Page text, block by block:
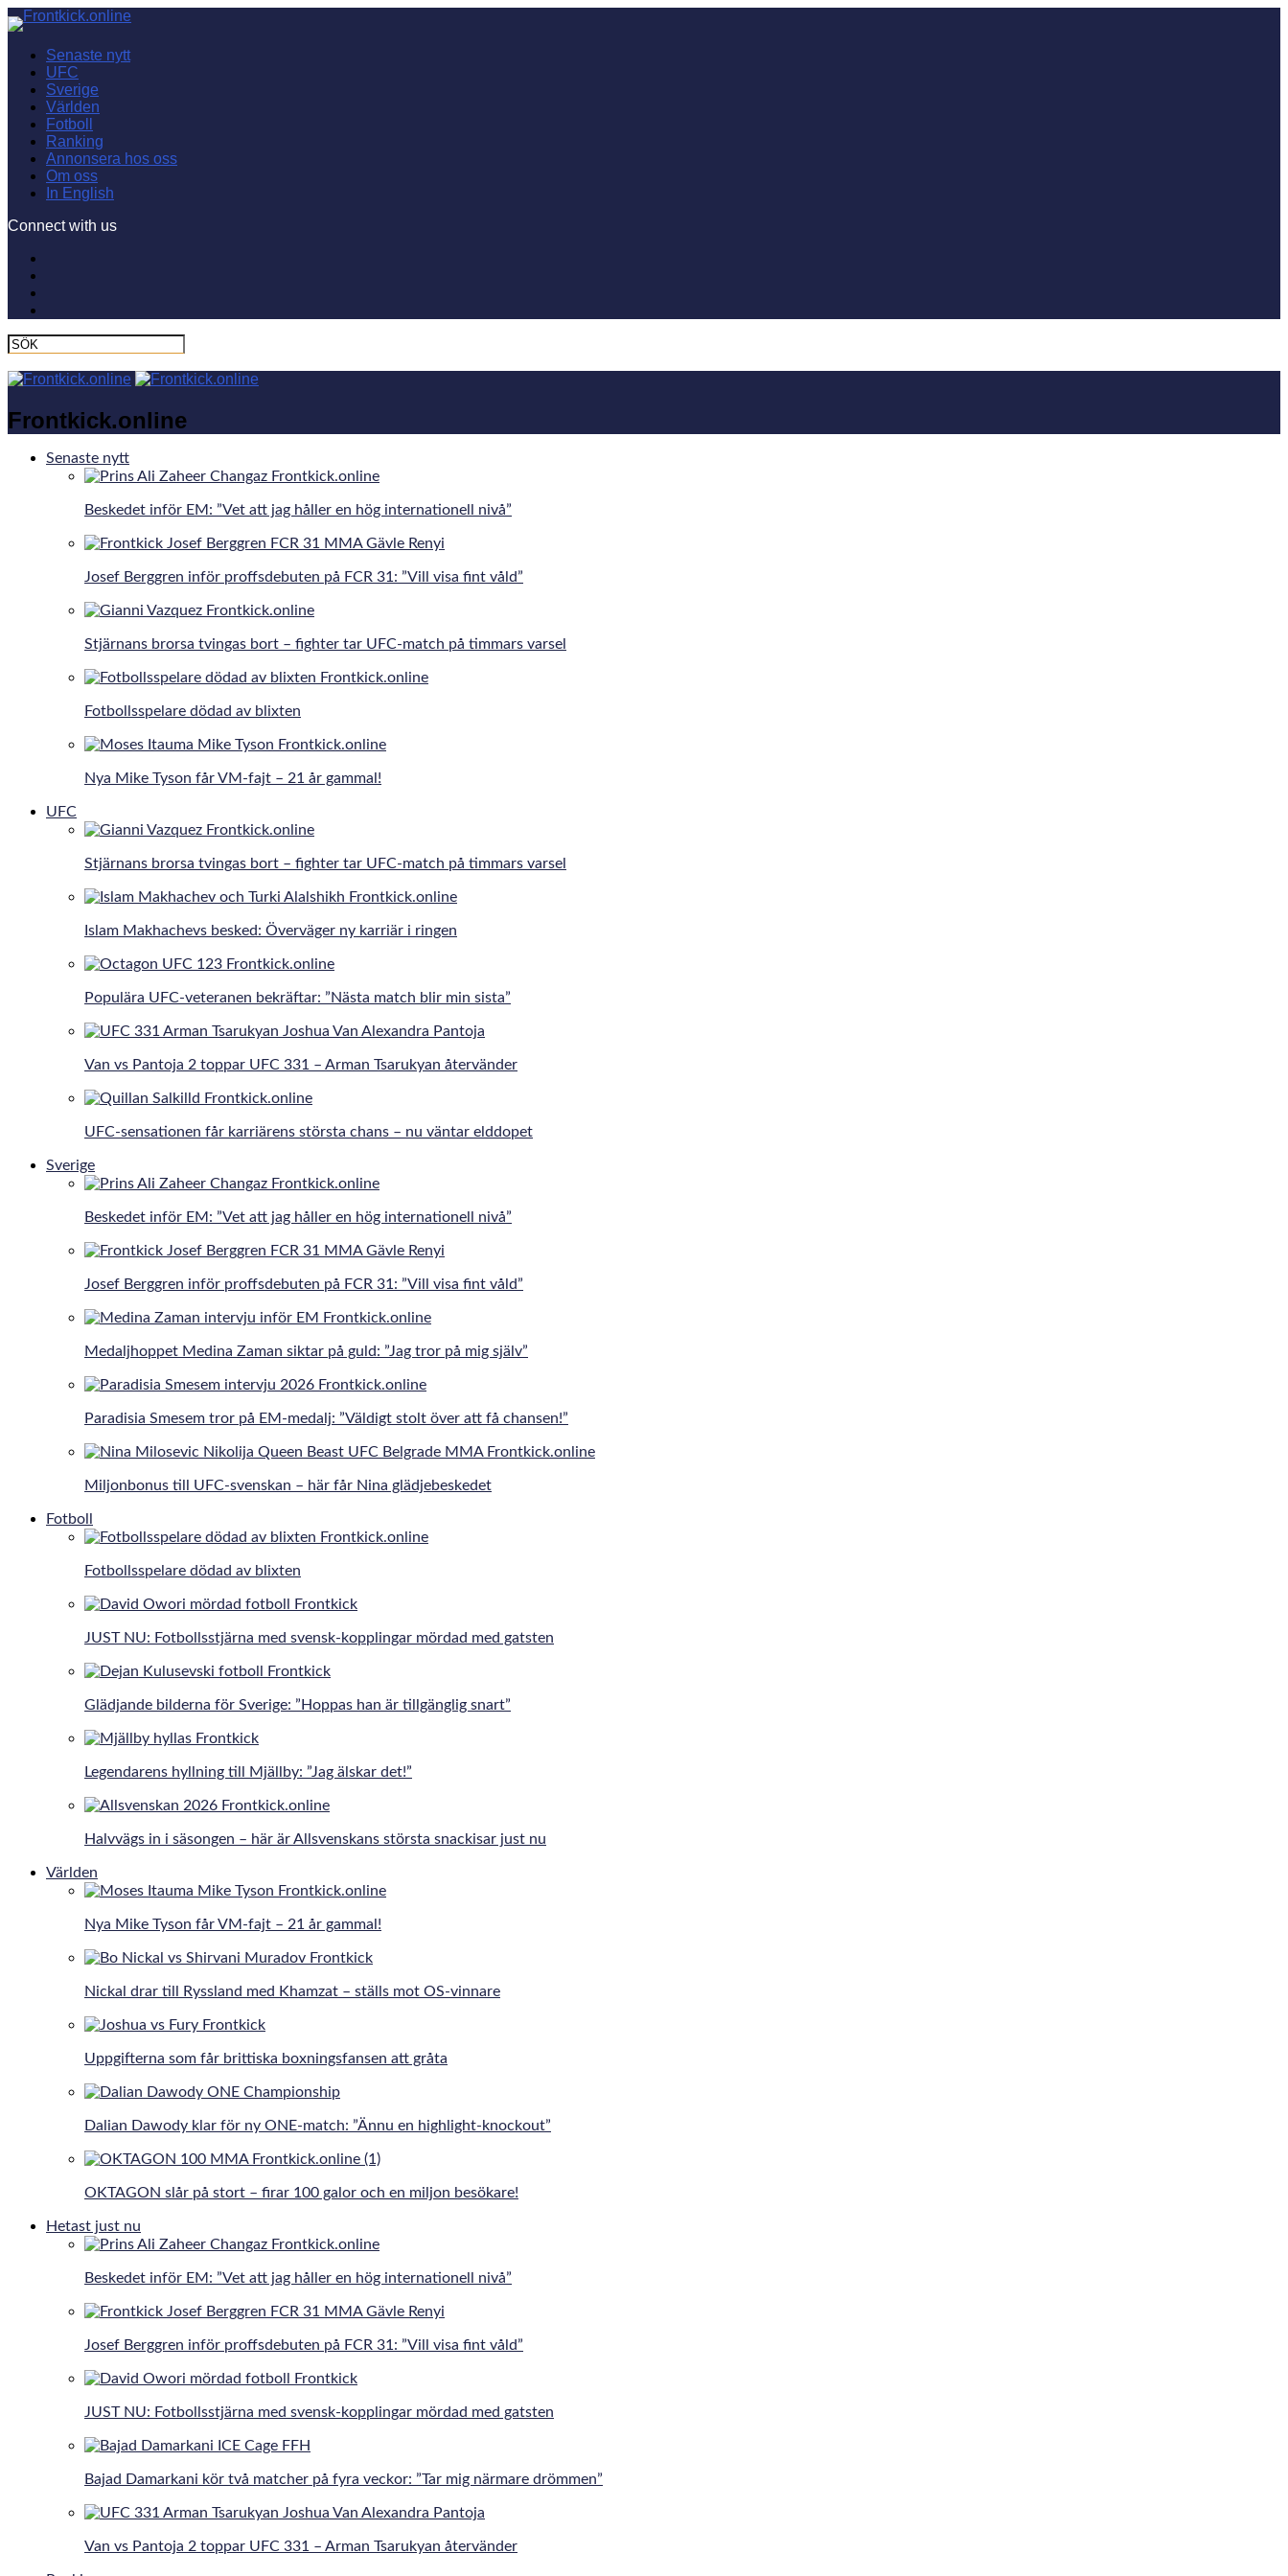
Senaste nytt
UFC
Sverige
Världen
Fotboll
Ranking
Annonsera hos oss
Om oss
In English
Connect with us
Frontkick.online
Senaste nytt
Beskedet inför EM: ”Vet att jag håller en hög internationell nivå”
Josef Berggren inför proffsdebuten på FCR 31: ”Vill visa fint våld”
Stjärnans brorsa tvingas bort – fighter tar UFC-match på timmars varsel
Fotbollsspelare dödad av blixten
Nya Mike Tyson får VM-fajt – 21 år gammal!
UFC
Stjärnans brorsa tvingas bort – fighter tar UFC-match på timmars varsel
Islam Makhachevs besked: Överväger ny karriär i ringen
Populära UFC-veteranen bekräftar: ”Nästa match blir min sista”
Van vs Pantoja 2 toppar UFC 331 – Arman Tsarukyan återvänder
UFC-sensationen får karriärens största chans – nu väntar elddopet
Sverige
Beskedet inför EM: ”Vet att jag håller en hög internationell nivå”
Josef Berggren inför proffsdebuten på FCR 31: ”Vill visa fint våld”
Medaljhoppet Medina Zaman siktar på guld: ”Jag tror på mig själv”
Paradisia Smesem tror på EM-medalj: ”Väldigt stolt över att få chansen!”
Miljonbonus till UFC-svenskan – här får Nina glädjebeskedet
Fotboll
Fotbollsspelare dödad av blixten
JUST NU: Fotbollsstjärna med svensk-kopplingar mördad med gatsten
Glädjande bilderna för Sverige: ”Hoppas han är tillgänglig snart”
Legendarens hyllning till Mjällby: ”Jag älskar det!”
Halvvägs in i säsongen – här är Allsvenskans största snackisar just nu
Världen
Nya Mike Tyson får VM-fajt – 21 år gammal!
Nickal drar till Ryssland med Khamzat – ställs mot OS-vinnare
Uppgifterna som får brittiska boxningsfansen att gråta
Dalian Dawody klar för ny ONE-match: ”Ännu en highlight-knockout”
OKTAGON slår på stort – firar 100 galor och en miljon besökare!
Hetast just nu
Beskedet inför EM: ”Vet att jag håller en hög internationell nivå”
Josef Berggren inför proffsdebuten på FCR 31: ”Vill visa fint våld”
JUST NU: Fotbollsstjärna med svensk-kopplingar mördad med gatsten
Bajad Damarkani kör två matcher på fyra veckor: ”Tar mig närmare drömmen”
Van vs Pantoja 2 toppar UFC 331 – Arman Tsarukyan återvänder